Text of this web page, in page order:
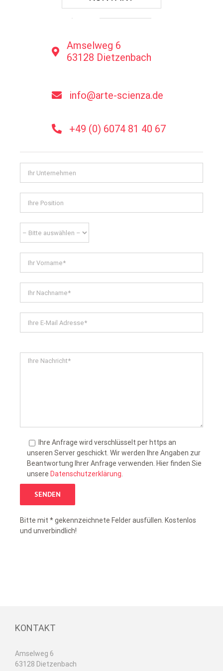
Amselweg 6
63128 Dietzenbach
info@arte-scienza.de
+49 (0) 6074 81 40 67
Ihre Anfrage wird verschlüsselt per https an
unseren Server geschickt. Wir werden Ihre Angaben zur
Beantwortung Ihrer Anfrage verwenden. Hier finden Sie
unsere Datenschutzerklärung.
Bitte mit * gekennzeichnete Felder ausfüllen. Kostenlos
und unverbindlich!
KONTAKT
Amselweg 6
63128 Dietzenbach